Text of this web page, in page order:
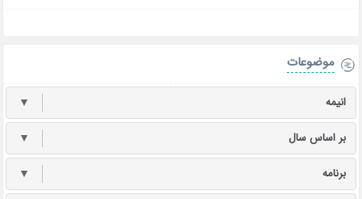
موضوعات
انیمه ▼
بر اساس سال ▼
برنامه ▼